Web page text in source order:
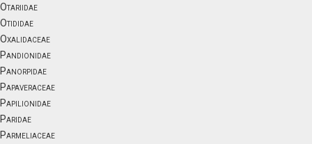
Otariidae
Otididae
Oxalidaceae
Pandionidae
Panorpidae
Papaveraceae
Papilionidae
Paridae
Parmeliaceae